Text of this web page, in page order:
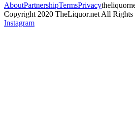
AboutPartnershipTermsPrivacy
Copyright 2020 TheLiquor.net All Rights
Instagram